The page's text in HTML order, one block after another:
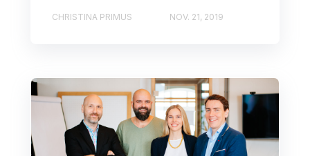
CHRISTINA PRIMUS NOV. 21, 2019